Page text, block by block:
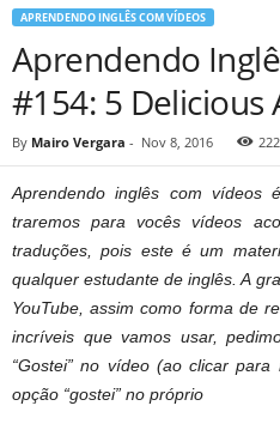
APRENDENDO INGLÊS COM VÍDEOS
Aprendendo
#154: 5 Delicious
By Mairo Vergara - Nov 8, 2016
Aprendendo inglês com
traremos para vocês vídeos
traduções, pois este é um
qualquer estudante de inglês. A
YouTube, assim como forma de
incríveis que vamos usar,
“Gostei” no vídeo (ao clicar
opção “gostei” no próprio